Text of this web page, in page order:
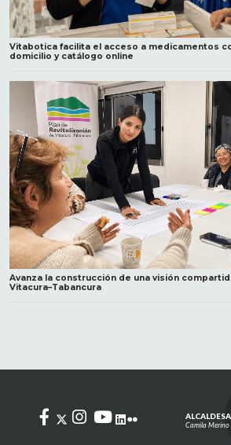
Vitabotica facilita el acceso a medicamentos
domicilio y catálogo online
Avanza la construcción de una visión
Vitacura–Tabancura
ALCALDESA
Camila Merino